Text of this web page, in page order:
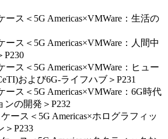
ース＜5G Americas×VMWare：生活の
ース＜5G Americas×VMWare：人間中
P230
ース＜5G Americas×VMWare：ヒュー
および6G-ライフハブ＞P231
ース＜5G Americas×VMWare：6G時代
の開発＞P232
ース＜5G Americas×ホログラフィッ
＞P233